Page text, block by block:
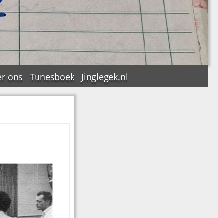
ons Tunesboek Jinglegek.nl